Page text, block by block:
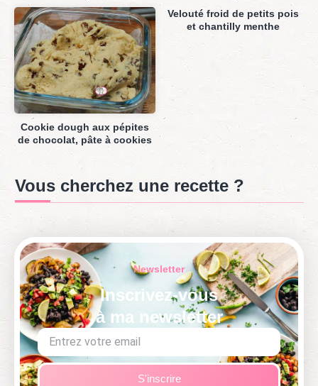
Cookie dough aux pépites
de chocolat, pâte à cookies
Velouté froid de petits pois
et chantilly menthe
Vous cherchez une recette ?
Newsletter
Inscrivez-vous
à ma newsletter
S'inscrire